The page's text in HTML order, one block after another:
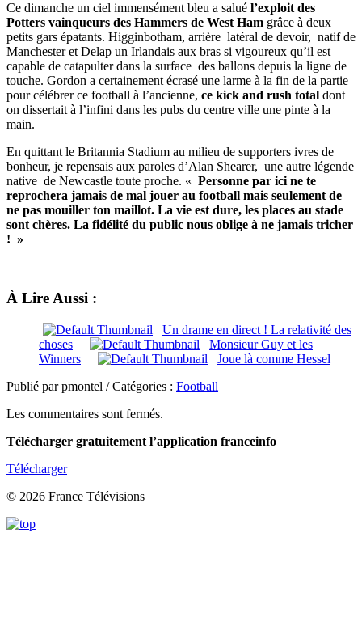
Ce dimanche un ciel immensément bleu a salué l’exploit des
Potters vainqueurs des Hammers de West Ham grâce à deux
petits gars épatants. Higginbotham, arrière latéral de devoir, natif de
Manchester et Delap un Irlandais aux bras si vigoureux qu’il est
capable de catapulter dans la surface des ballons depuis la ligne de
touche. Gordon a certainement écrasé une larme à la fin de la partie
pour célébrer ce football à l’ancienne, ce kick and rush total dont
on dissertait à l’infini dans les pubs du centre ville une pinte à la
main.
En quittant le Britannia Stadium au milieu de supporters ivres de
bonheur, je repensais aux paroles d’Alan Shearer, une autre légende
native de Newcastle toute proche. « Personne par ici ne te
reprochera jamais de mal jouer au football mais seulement de
ne pas mouiller ton maillot. La vie est dure, les places au stade
sont chères. La fidélité du public nous oblige à ne jamais tricher
! »
À Lire Aussi :
Un drame en direct ! La relativité des
choses
Monsieur Guy et les
Winners
Joue là comme Hessel
Publié par pmontel / Catégories : Football
Les commentaires sont fermés.
Télécharger gratuitement l’application franceinfo
Télécharger
© 2026 France Télévisions